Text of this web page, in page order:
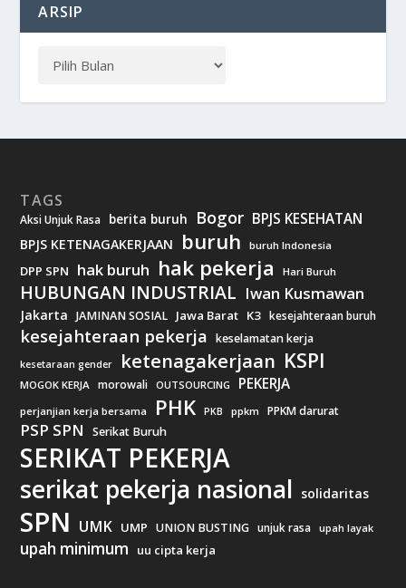
ARSIP
TAGS
Aksi Unjuk Rasa berita buruh Bogor BPJS KESEHATAN
BPJS KETENAGAKERJAAN buruh buruh Indonesia
DPP SPN hak buruh hak pekerja Hari Buruh
HUBUNGAN INDUSTRIAL Iwan Kusmawan
Jakarta JAMINAN SOSIAL Jawa Barat K3 kesejahteraan buruh
kesejahteraan pekerja keselamatan kerja
kesetaraan gender ketenagakerjaan KSPI
MOGOK KERJA morowali OUTSOURCING PEKERJA
perjanjian kerja bersama PHK PKB ppkm PPKM darurat
PSP SPN Serikat Buruh
SERIKAT PEKERJA
serikat pekerja nasional solidaritas
SPN UMK UMP UNION BUSTING unjuk rasa upah layak
upah minimum uu cipta kerja